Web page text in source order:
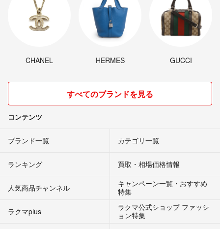
CHANEL HERMES GUCCI
すべてのブランドを見る
コンテンツ
ブランド一覧 カテゴリ一覧
ランキング 買取・相場価格情報
人気商品チャンネル
キャンペーン一覧・おすすめ
特集
ラクマplus
ラクマ公式ショップ ファッシ
ョン特集